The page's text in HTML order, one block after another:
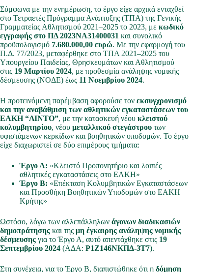
Σύμφωνα με την ενημέρωση, το έργο είχε αρχικά ενταχθεί
στο Τετραετές Πρόγραμμα Ανάπτυξης (ΤΠΑ) της Γενικής
Γραμματείας Αθλητισμού 2021–2025 το 2023, με κωδικό
εγγραφής στο ΠΔ 2023ΝΑ31400031 και συνολικό
προϋπολογισμό 7.680.000,00 ευρώ. Με την εφαρμογή του
Π.Δ. 77/2023, μεταφέρθηκε στο ΤΠΑ 2021–2025 του
Υπουργείου Παιδείας, Θρησκευμάτων και Αθλητισμού
στις 19 Μαρτίου 2024, με προθεσμία ανάληψης νομικής
δέσμευσης (ΝΟΔΕ) έως 11 Νοεμβρίου 2024.
Η προτεινόμενη παρέμβαση αφορούσε τον εκσυγχρονισμό
και την αναβάθμιση των αθλητικών εγκαταστάσεων του
ΕΑΚΗ “ΛΙΝΤΟ”, με την κατασκευή νέου κλειστού
κολυμβητηρίου, νέου μεταλλικού στεγάστρου των
υφιστάμενων κερκίδων και βοηθητικών υποδομών. Το έργο
είχε διαχωριστεί σε δύο επιμέρους τμήματα:
Έργο Α: «Κλειστό Προπονητήριο και λοιπές
αθλητικές εγκαταστάσεις στο ΕΑΚΗ»
Έργο Β: «Επέκταση Κολυμβητικών Εγκαταστάσεων
και Προσθήκη Βοηθητικών Υποδομών στο ΕΑΚΗ
Κρήτης»
Ωστόσο, λόγω των αλλεπάλληλων άγονων διαδικασιών
δημοπράτησης και της μη έγκαιρης ανάληψης νομικής
δέσμευσης για το Έργο Α, αυτό απεντάχθηκε στις 19
Σεπτεμβρίου 2024 (ΑΔΑ: Ρ1Ζ146ΝΚΠΔ-3Τ7).
Στη συνέχεια, για το Έργο Β, διαπιστώθηκε ότι η δόμηση